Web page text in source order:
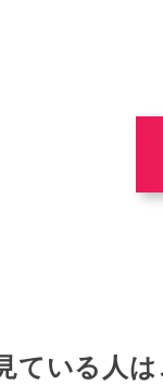
ている人